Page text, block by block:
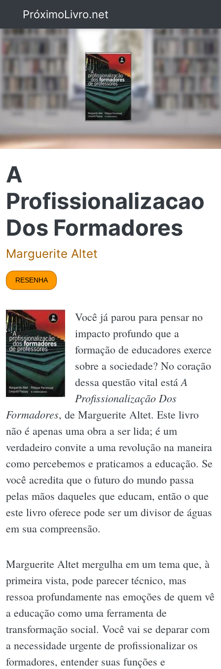
PróximoLivro.net
A
Profissionalizacao
Dos Formadores
Marguerite Altet
RESENHA
Você já parou para pensar no
impacto profundo que a
formação de educadores exerce
sobre a sociedade? No coração
dessa questão vital estáA
Profissionalização Dos
Formadores, de Marguerite Altet. Este livro
não é apenas uma obra a ser lida; é um
verdadeiro convite a uma revolução na maneira
como percebemos e praticamos a educação. Se
você acredita que o futuro do mundo passa
pelas mãos daqueles que educam, então o que
este livro oferece pode ser um divisor de águas
em sua compreensão.
Marguerite Altet mergulha em um tema que, à
primeira vista, pode parecer técnico, mas
ressoa profundamente nas emoções de quem vê
a educação como uma ferramenta de
transformação social. Você vai se deparar com
a necessidade urgente de profissionalizar os
formadores, entender suas funções e